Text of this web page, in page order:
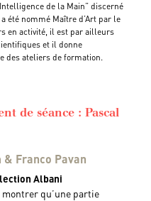
de la Main” discerné
été nommé Maître d’Art par le
en activité, il est par ailleurs
et il donne
des ateliers de formation.
de séance : Pascal
Franco Pavan
Albani
qu’une partie